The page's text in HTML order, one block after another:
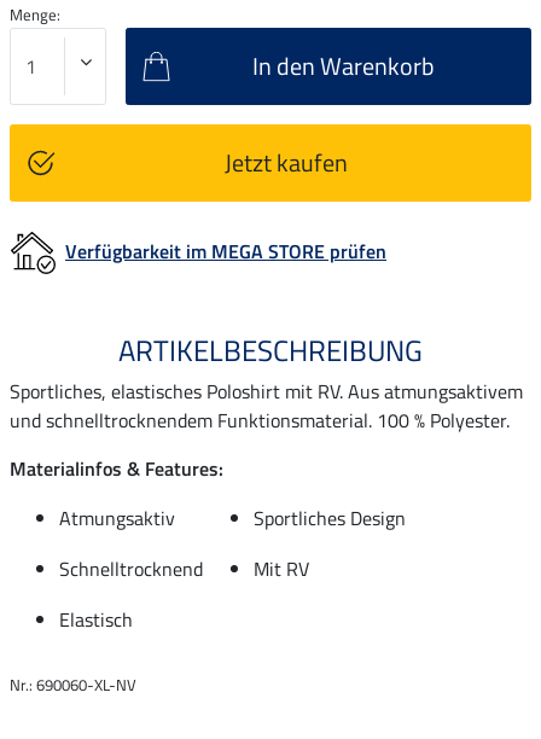
Menge:
In den Warenkorb
Jetzt kaufen
Verfügbarkeit im MEGA STORE prüfen
ARTIKELBESCHREIBUNG
Sportliches, elastisches Poloshirt mit RV. Aus atmungsaktivem
und schnelltrocknendem Funktionsmaterial. 100 % Polyester.
Materialinfos & Features:
Atmungsaktiv
Sportliches Design
Schnelltrocknend
Mit RV
Elastisch
Nr.: 690060-XL-NV